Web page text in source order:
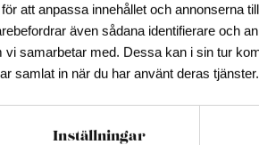
att anpassa innehållet och annonserna
även sådana identifierare och
samarbetar med. Dessa kan i sin tur
samlat in när du har använt deras tjänster.
Inställningar